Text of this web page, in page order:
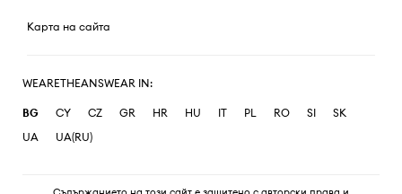
Карта на сайта
WEARETHEANSWEAR IN:
BG CY CZ GR HR HU IT PL RO SI
SK
UA
UA(RU)